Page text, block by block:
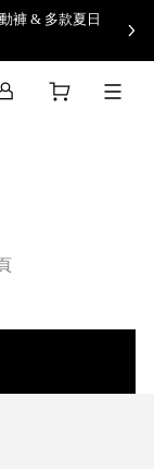
褲 & 多款夏日